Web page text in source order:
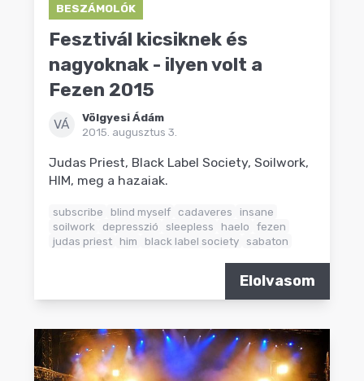
BESZÁMOLÓK
Fesztivál kicsiknek és
nagyoknak - ilyen volt a
Fezen 2015
VÁ
Völgyesi Ádám
2015. augusztus 3.
Judas Priest, Black Label Society, Soilwork,
HIM, meg a hazaiak.
subscribe blind myself cadaveres
insane
soilwork
depresszió sleepless haelo
fezen
judas priest him black label society sabaton
Elolvasom